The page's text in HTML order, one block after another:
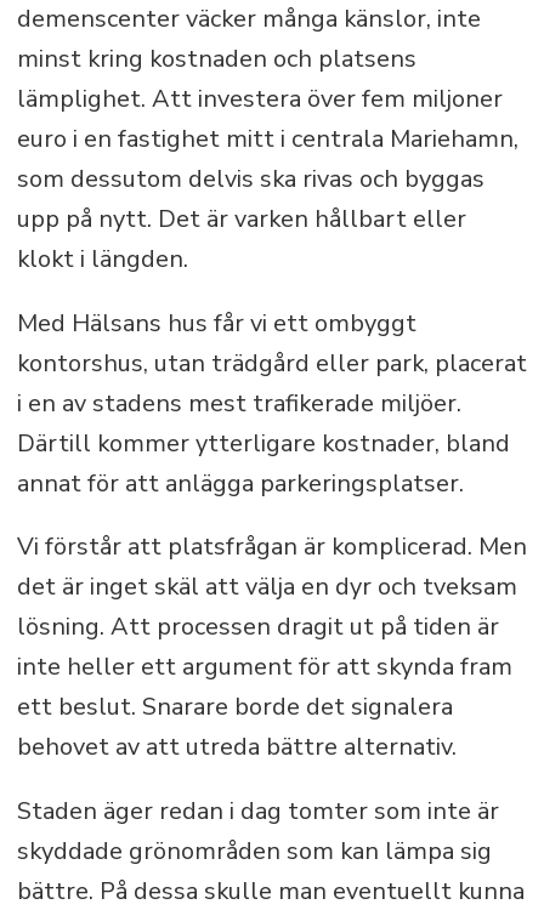
Din insändare får maximalt bestå av
3.000 tecken (inklusive mellanslag).
demenscenter väcker många känslor, inte
minst kring kostnaden och platsens
lämplighet. Att investera över fem miljoner
euro i en fastighet mitt i centrala Mariehamn,
som dessutom delvis ska rivas och byggas
upp på nytt. Det är varken hållbart eller
klokt i längden.
Med Hälsans hus får vi ett ombyggt
kontorshus, utan trädgård eller park, placerat
i en av stadens mest trafikerade miljöer.
Därtill kommer ytterligare kostnader, bland
annat för att anlägga parkeringsplatser.
Vi förstår att platsfrågan är komplicerad. Men
det är inget skäl att välja en dyr och tveksam
lösning. Att processen dragit ut på tiden är
inte heller ett argument för att skynda fram
ett beslut. Snarare borde det signalera
behovet av att utreda bättre alternativ.
Staden äger redan i dag tomter som inte är
skyddade grönområden som kan lämpa sig
bättre. På dessa skulle man eventuellt kunna